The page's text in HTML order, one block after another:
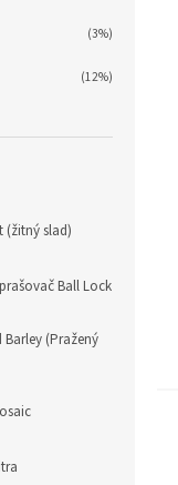
(3%)
(12%)
(žitný slad)
Ball Lock
Barley (Pražený